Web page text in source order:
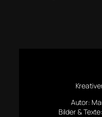
Autor:
Bilder &